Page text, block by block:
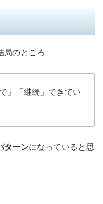
局のところ
」「継続」できてい
ターンになっていると思